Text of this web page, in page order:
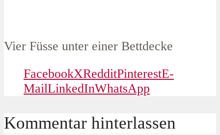
Vier Füsse unter einer Bettdecke
FacebookXRedditPinterestE-
MailLinkedInWhatsApp
Kommentar hinterlassen